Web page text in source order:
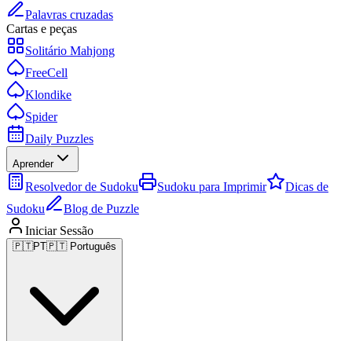
Palavras cruzadas
Cartas e peças
Solitário Mahjong
FreeCell
Klondike
Spider
Daily Puzzles
Aprender
Resolvedor de Sudoku Sudoku para Imprimir
Dicas de
Sudoku
Blog de Puzzle
Iniciar Sessão
🇵🇹PT🇵🇹 Português